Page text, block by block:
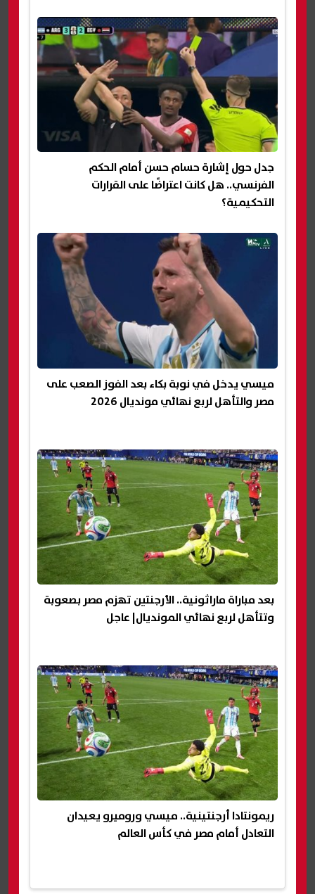
جدل حول إشارة حسام حسن أمام الحكم
الفرنسي.. هل كانت اعتراضًا على القرارات
التحكيمية؟
ميسي يدخل في نوبة بكاء بعد الفوز الصعب على
مصر والتأهل لربع نهائي مونديال 2026
بعد مباراة ماراثونية.. الأرجنتين تهزم مصر بصعوبة
وتتأهل لربع نهائي المونديال| عاجل
ريمونتادا أرجنتينية.. ميسي وروميرو يعيدان
التعادل أمام مصر في كأس العالم